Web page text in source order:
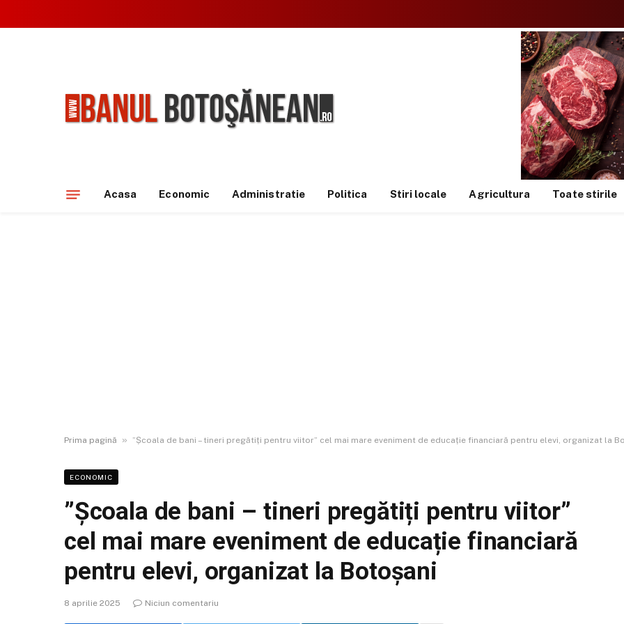
Acasa Economic Administratie Politica Stiri locale Agricultura Toate stirile
Prima pagină » ”Școala de bani – tineri pregătiți pentru viitor” cel mai mare eveniment de educație financiară pentru elevi, organizat la
ECONOMIC
”Școala de bani – tineri pregătiți pentru viitor”
cel mai mare eveniment de educație financiară
pentru elevi, organizat la Botoșani
8 aprilie 2025 Niciun comentariu